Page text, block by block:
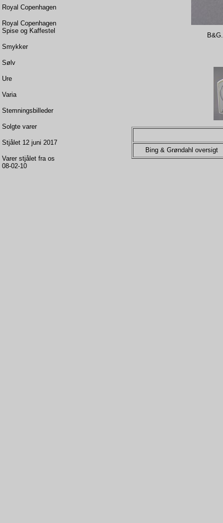
Royal Copenhagen
Royal Copenhagen
Spise og Kaffestel
Smykker
Sølv
Ure
Varia
Stemningsbilleder
Solgte varer
Stjålet 12 juni 2017
Varer stjålet fra os
08-02-10
Bing & Grøndahl oversigt